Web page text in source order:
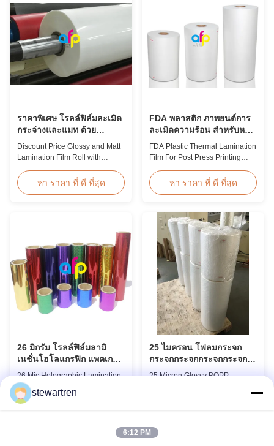
1000mm Thickness 24micron -
32micron Roll Length 300m -
4000m Core Size 1 inch ...
and super luster finish. It
pressed, bubbled, and ...
ราคาพิเศษ โรลล์ฟิล์มละเมิด
กระจ่างและแมท ด้วย
คุณภาพสูง
Discount Price Glossy and Matt
Lamination Film Roll with
discount pricing for glossy and
matte lamination film rolls, we
reputations in their ...
หา ราคา ที่ ดี ที่สุด
FDA พลาสติก ภาพยนต์การ
ละเมิดความร้อน สําหรับหลัง
พิมพ์พิมพ์
FDA Plastic Thermal Lamination
Film For Post Press Printing
Roll Thermal Lamination Film
for Post-press Printing Laminate
Parameter Specification
Material BOPP (Biaxially
Oriented Polypropylene) Film
Thickness 15micron to 30micron
Adhesion ...
หา ราคา ที่ ดี ที่สุด
26 มิกรัม โรลล์ฟิล์มลามิ
เนชั่นโฮโลแกรฟิก แพคเกจ
ฟิล์มลามิเนชั่นเย็นพรีเมี่ยม
26 Mic Holographic Lamination
Film Roll Premium Cold
Laminating Film 26mic Premium
Thermal BOPP Laser
Thermal Laminating Film Base
หา ราคา ที่ ดี ที่สุด
25 ไมครอน โฟลมกระจก
กระจกกระจกกระจกกระจก
กระจกกระจกกระจก
25 Micron Glossy BOPP
Thermal Lamination Film
easy handling and smooth
หา ราคา ที่ ดี ที่สุด
stewartren
6:12 PM